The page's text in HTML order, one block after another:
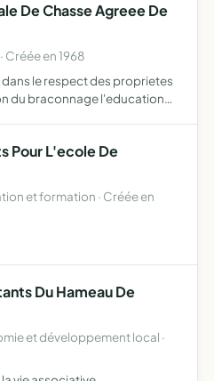
De Chasse Agreee De
Créée en 1968
le respect des proprietes
du braconnage l'education
Pour L'ecole De
et formation · Créée en
Du Hameau De
et développement local ·